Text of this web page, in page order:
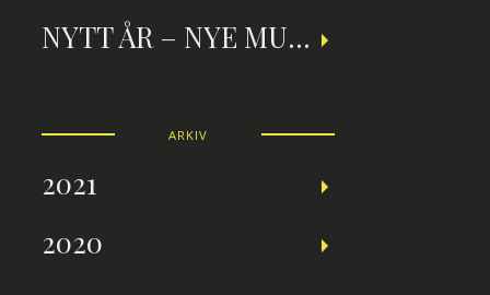
NYTT ÅR – NYE MULIGHETER
ARKIV
2021
2020